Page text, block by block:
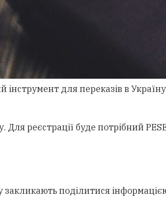
для переказів в
реєстрації буде потрібний
закликають поділитися